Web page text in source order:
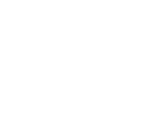
döntést
elkészítjük
felszerelését, a
hűtőközeg